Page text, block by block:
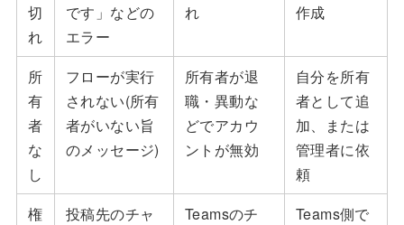
切
れ
です」などの
エラー
れ
作成
所
有
者
な
し
フローが実行
されない(所有
者がいない旨
のメッセージ)
所有者が退
職・異動な
どでアカウ
ントが無効
自分を所有
者として追
加、または
管理者に依
頼
権
投稿先のチャ
Teamsのチ
Teams側で